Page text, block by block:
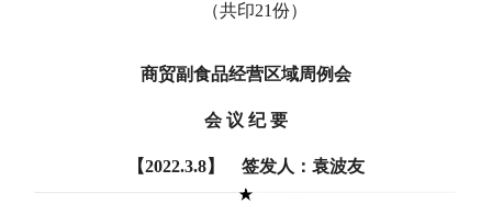
（共印21份）
商贸副食品经营区域周例会
会 议 纪 要
【2022.3.8】 签发人：袁波友